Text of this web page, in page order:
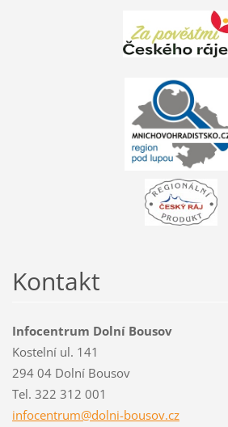
Kontakt
Infocentrum Dolní Bousov
Kostelní ul. 141
294 04 Dolní Bousov
Tel. 322 312 001
infocentrum@dolni-bousov.cz